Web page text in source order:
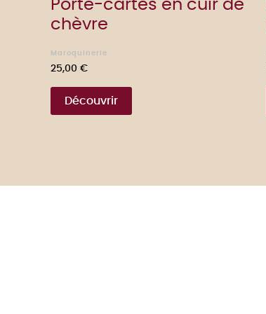
Porte-cartes en cuir de
chèvre
Maroquinerie
Prix
25,00 €
Découvrir